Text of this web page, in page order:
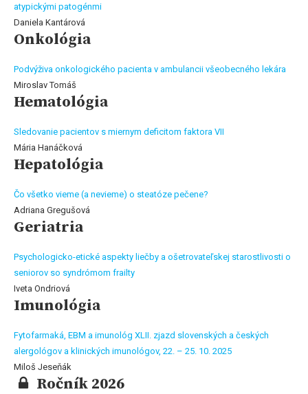
atypickými patogénmi
Daniela Kantárová
Onkológia
Podvýživa onkologického pacienta v ambulancii všeobecného lekára
Miroslav Tomáš
Hematológia
Sledovanie pacientov s miernym deficitom faktora VII
Mária Hanáčková
Hepatológia
Čo všetko vieme (a nevieme) o steatóze pečene?
Adriana Gregušová
Geriatria
Psychologicko-etické aspekty liečby a ošetrovateľskej starostlivosti o
seniorov so syndrómom frailty
Iveta Ondriová
Imunológia
Fytofarmaká, EBM a imunológ XLII. zjazd slovenských a českých
alergológov a klinických imunológov, 22. – 25. 10. 2025
Miloš Jeseňák
Ročník 2026